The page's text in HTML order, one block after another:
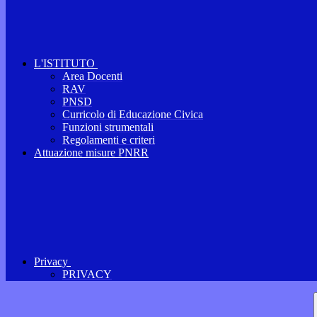
L'ISTITUTO
Area Docenti
RAV
PNSD
Curricolo di Educazione Civica
Funzioni strumentali
Regolamenti e criteri
Attuazione misure PNRR
Privacy
PRIVACY